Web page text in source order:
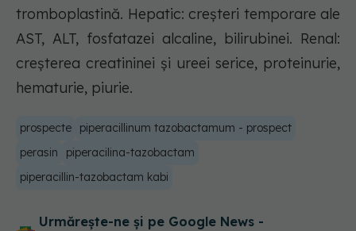
tromboplastină. Hepatic: creşteri temporare ale
AST, ALT, fosfatazei alcaline, bilirubinei. Renal:
creşterea creatininei şi ureei serice, proteinurie,
hematurie, piurie.
prospecte
piperacillinum tazobactamum - prospect
perasin
piperacilina-tazobactam
piperacillin-tazobactam kabi
Urmărește-ne și pe Google News -